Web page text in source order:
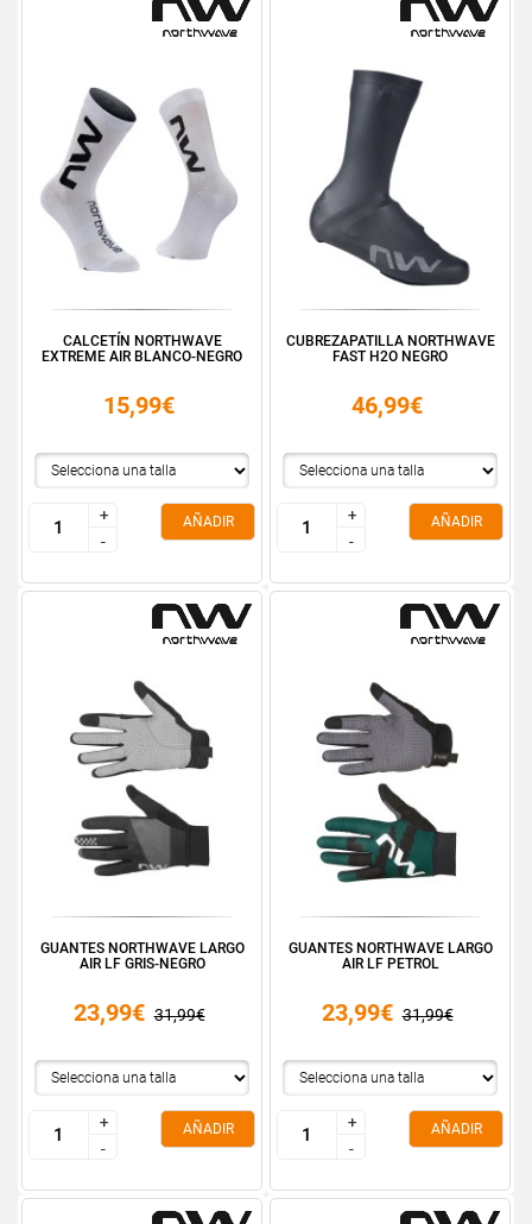
CALCETÍN NORTHWAVE
EXTREME AIR BLANCO-NEGRO
15,99€
+
-
+
-
AÑADIR
CUBREZAPATILLA NORTHWAVE
FAST H2O NEGRO
46,99€
+
-
+
-
AÑADIR
GUANTES NORTHWAVE LARGO
AIR LF GRIS-NEGRO
23,99€ 31,99€
+
-
+
-
AÑADIR
GUANTES NORTHWAVE LARGO
AIR LF PETROL
23,99€ 31,99€
+
-
+
-
AÑADIR